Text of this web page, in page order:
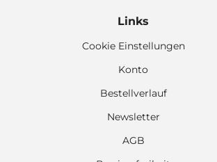
Links
Cookie Einstellungen
Konto
Bestellverlauf
Newsletter
AGB